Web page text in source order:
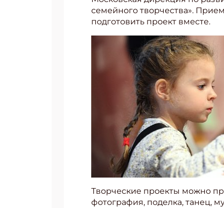
семейного творчества».
подготовить проект вместе.
Творческие проекты можно
фотография, поделка, танец,